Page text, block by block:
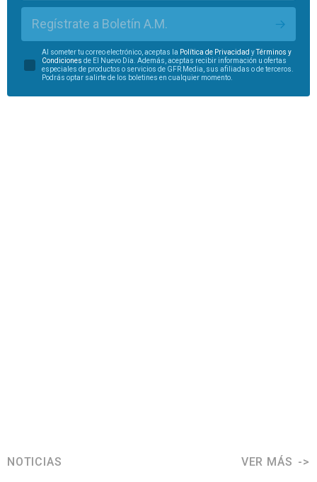
Regístrate a Boletín A.M.
Al someter tu correo electrónico, aceptas la Política de Privacidad y
Términos y
Condiciones de El Nuevo Día. Además, aceptas recibir información u ofertas
especiales de productos o servicios de GFR Media, sus afiliadas o de terceros.
Podrás optar salirte de los boletines en cualquier momento.
NOTICIAS VER MÁS